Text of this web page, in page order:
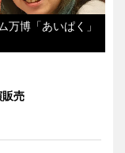
万博「あいぱく」
販売